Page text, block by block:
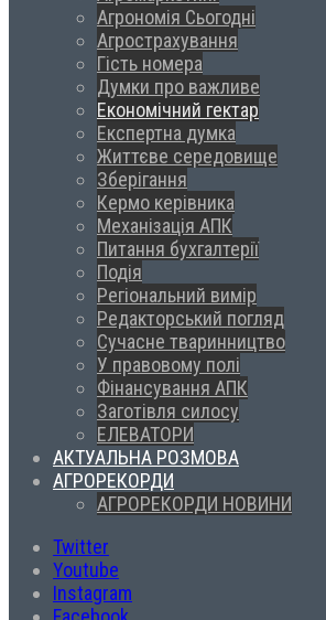
Агрономія Сьогодні
Агрострахування
Гість номера
Думки про важливе
Економічний гектар
Експертна думка
Життєве середовище
Зберігання
Кермо керівника
Механізація АПК
Питання бухгалтерії
Подія
Регіональний вимір
Редакторський погляд
Сучасне тваринництво
У правовому полі
Фінансування АПК
Заготівля силосу
ЕЛЕВАТОРИ
АКТУАЛЬНА РОЗМОВА
АГРОРЕКОРДИ
АГРОРЕКОРДИ НОВИНИ
Twitter
Youtube
Instagram